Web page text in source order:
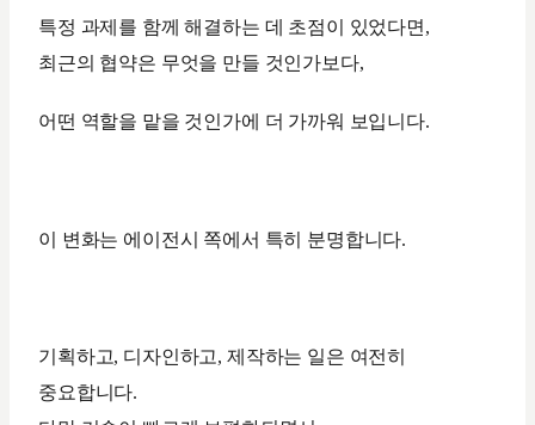
특정 과제를 함께 해결하는 데 초점이 있었다면,
최근의 협약은 무엇을 만들 것인가보다,
어떤 역할을 맡을 것인가에 더 가까워 보입니다.
이 변화는 에이전시 쪽에서 특히 분명합니다.
기획하고, 디자인하고, 제작하는 일은 여전히
중요합니다.